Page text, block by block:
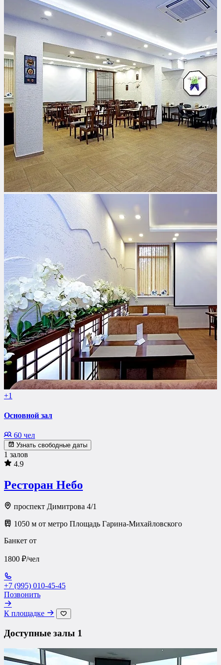
+1
Основной зал
60 чел
Узнать свободные даты
1 залов
4.9
Ресторан Небо
проспект Димитрова 4/1
1050 м от метро Площадь Гарина-Михайловского
Банкет от
1800 ₽/чел
+7 (995) 010-45-45
Позвонить
К площадке
Доступные залы 1